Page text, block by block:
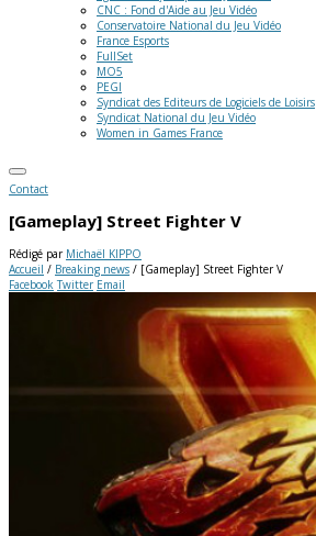
CNC : Fond d'Aide au Jeu Vidéo
Conservatoire National du Jeu Vidéo
France Esports
FullSet
MO5
PEGI
Syndicat des Editeurs de Logiciels de Loisirs
Syndicat National du Jeu Vidéo
Women in Games France
Contact
[Gameplay] Street Fighter V
Rédigé par Michaël KIPPO
Accueil / Breaking news / [Gameplay] Street Fighter V
Facebook Twitter Email